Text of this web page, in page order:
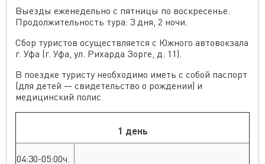
Выезды еженедельно с пятницы по воскресенье.
Продолжительность тура: 3 дня, 2 ночи.
Сбор туристов осуществляется с Южного автовокзала
г. Уфа (г. Уфа, ул. Рихарда Зорге, д. 11).
В поездке туристу необходимо иметь с собой паспорт
(для детей — свидетельство о рождении) и
медицинский полис.
1 день
04:30-05:00ч.